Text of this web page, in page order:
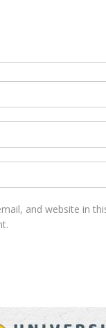
and website in